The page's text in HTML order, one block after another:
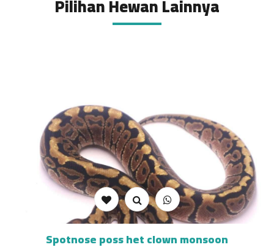
Pilihan Hewan Lainnya
Spotnose poss het clown monsoon